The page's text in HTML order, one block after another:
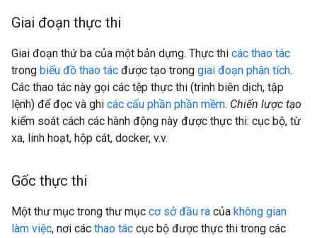
Giai đoạn thực thi
Giai đoạn thứ ba của một bản dựng. Thực thi các thao tác
trong biểu đồ thao tác được tạo trong giai đoạn phân tích.
Các thao tác này gọi các tệp thực thi (trình biên dịch, tập
lệnh) để đọc và ghi các cấu phần phần mềm. Chiến lược tạo
kiểm soát cách các hành động này được thực thi: cục bộ, từ
xa, linh hoạt, hộp cát, docker, v.v.
Gốc thực thi
Một thư mục trong thư mục cơ sở đầu ra của không gian
làm việc, nơi các thao tác cục bộ được thực thi trong các